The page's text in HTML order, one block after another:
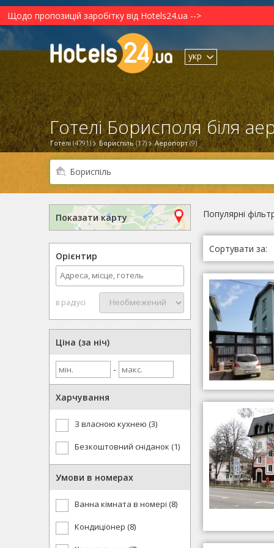
Щодо пропозицій заробітку від Hotels24.ua -->
укр
Готелі (4791) Бориспіль (17) Аеропорт (9)
Готелі Борисполя біля
Показати карту
Орієнтир
в радіусі
Ціна (за ніч)
-
Харчування
З власною кухнею (3)
Безкоштовний сніданок (1)
Умови в номерах
Ванна кімната в номері (8)
Кондиціонер (8)
Популярні
Сортувати за: